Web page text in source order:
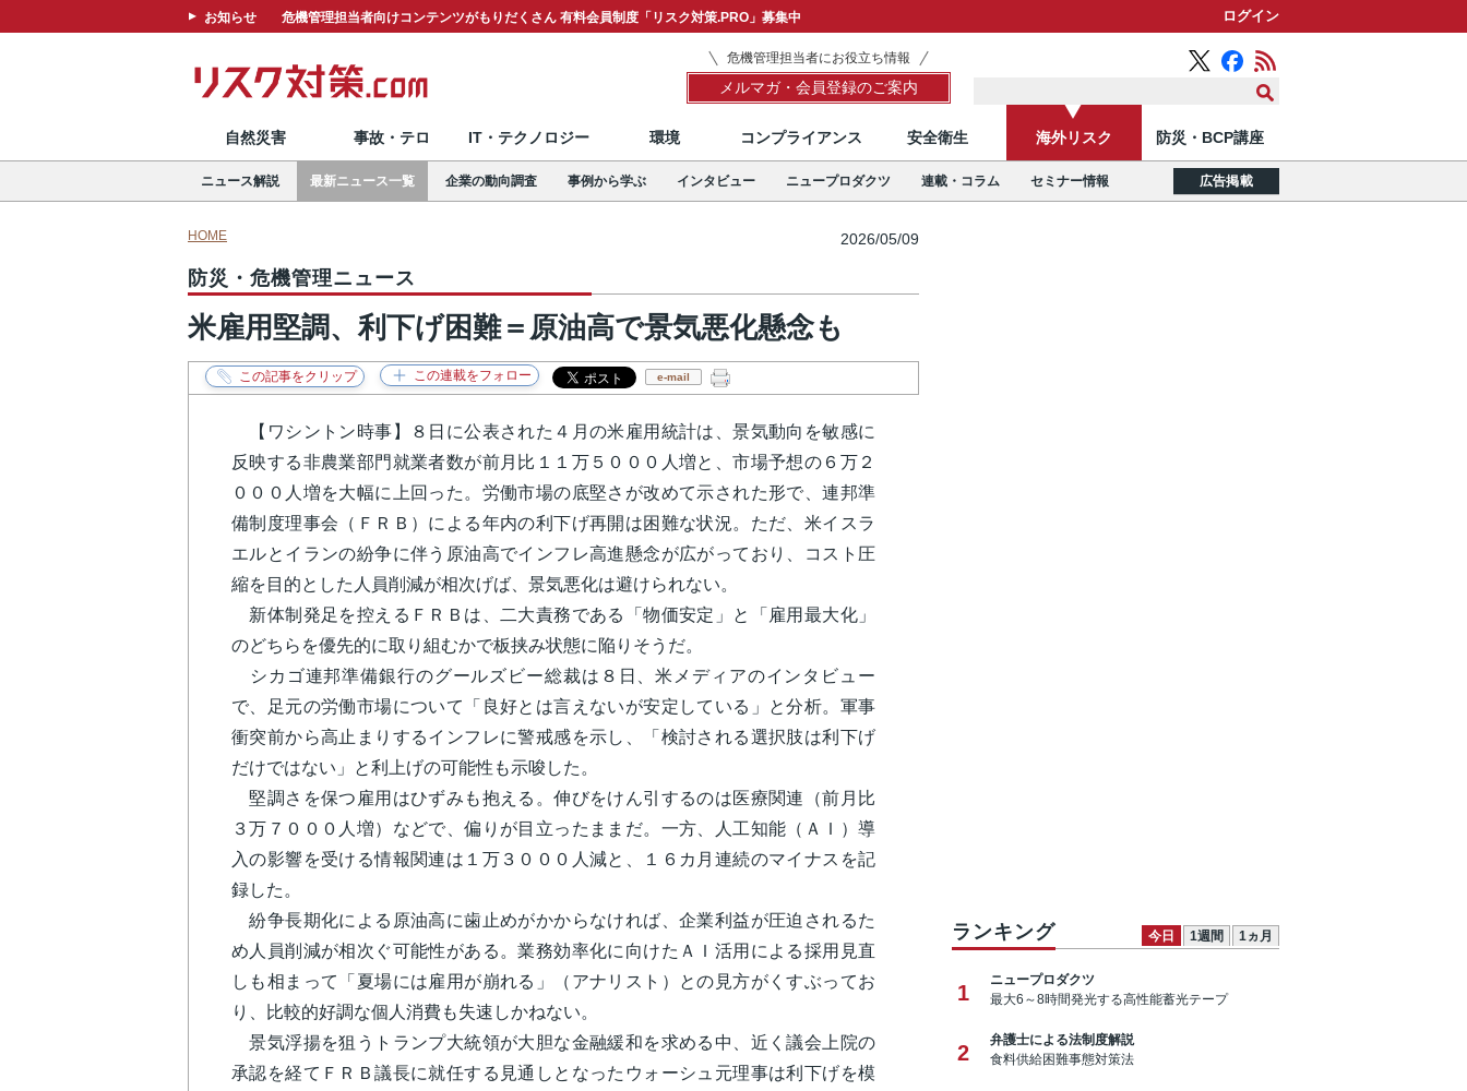
お知らせ 危機管理担当者向けコンテンツがもりだくさん 有料会員制度「リスク対策.PRO」募集中 ログイン
危機管理担当者にお役立ち情報
メルマガ・会員登録のご案内
自然災害 事故・テロ IT・テクノロジー 環境 コンプライアンス 安全衛生 海外リスク 防災・BCP講座
ニュース解説 最新ニュース一覧 企業の動向調査 事例から学ぶ インタビュー ニュープロダクツ 連載・コラム セミナー情報 広告掲載
HOME 2026/05/09
防災・危機管理ニュース
米雇用堅調、利下げ困難＝原油高で景気悪化懸念も
e-mail
【ワシントン時事】８日に公表された４月の米雇用統計は、景気動向を敏感に
反映する非農業部門就業者数が前月比１１万５０００人増と、市場予想の６万２
０００人増を大幅に上回った。労働市場の底堅さが改めて示された形で、連邦準
備制度理事会（ＦＲＢ）による年内の利下げ再開は困難な状況。ただ、米イスラ
エルとイランの紛争に伴う原油高でインフレ高進懸念が広がっており、コスト圧
縮を目的とした人員削減が相次げば、景気悪化は避けられない。
新体制発足を控えるＦＲＢは、二大責務である「物価安定」と「雇用最大化」
のどちらを優先的に取り組むかで板挟み状態に陥りそうだ。
シカゴ連邦準備銀行のグールズビー総裁は８日、米メディアのインタビュー
で、足元の労働市場について「良好とは言えないが安定している」と分析。軍事
衝突前から高止まりするインフレに警戒感を示し、「検討される選択肢は利下げ
だけではない」と利上げの可能性も示唆した。
堅調さを保つ雇用はひずみも抱える。伸びをけん引するのは医療関連（前月比
３万７０００人増）などで、偏りが目立ったままだ。一方、人工知能（ＡＩ）導
入の影響を受ける情報関連は１万３０００人減と、１６カ月連続のマイナスを記
録した。
紛争長期化による原油高に歯止めがかからなければ、企業利益が圧迫されるた
め人員削減が相次ぐ可能性がある。業務効率化に向けたＡＩ活用による採用見直
しも相まって「夏場には雇用が崩れる」（アナリスト）との見方がくすぶってお
り、比較的好調な個人消費も失速しかねない。
景気浮揚を狙うトランプ大統領が大胆な金融緩和を求める中、近く議会上院の
承認を経てＦＲＢ議長に就任する見通しとなったウォーシュ元理事は利下げを模
ランキング 今日 1週間 1ヵ月
1
ニュープロダクツ
最大6～8時間発光する高性能蓄光テープ
2
弁護士による法制度解説
食料供給困難事態対策法